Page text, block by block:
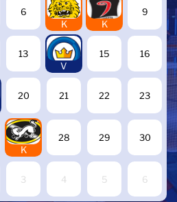
6
7
K
8
K
9
13
14
V
15 16
20 21 22 23
27
K
28 29 30
3 4 5 6